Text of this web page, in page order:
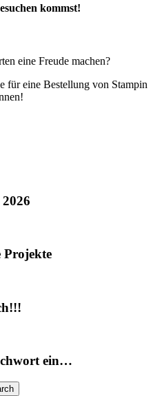
kommst!
eine Freude machen?
für eine Bestellung von Stampin
Projekte
ein…